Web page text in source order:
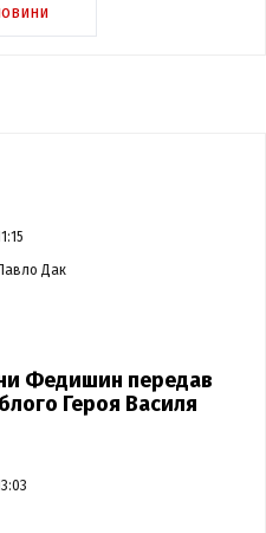
Дак
Федишин передав
Героя Василя